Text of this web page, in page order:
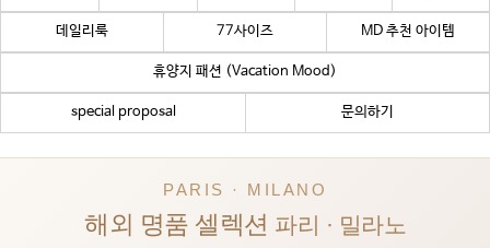
데일리룩 77사이즈 MD 추천 아이템
휴양지 패션 (Vacation Mood)
special proposal 문의하기
PARIS · MILANO
해외 명품 셀렉션 파리 · 밀라노